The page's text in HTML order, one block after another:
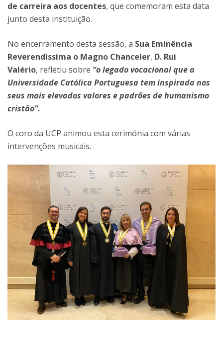
de carreira aos docentes, que comemoram esta data
junto desta instituição.
No encerramento desta sessão, a Sua Eminência
Reverendíssima o Magno Chanceler, D. Rui
Valério, refletiu sobre “o legado vocacional que a
Universidade Católica Portuguesa tem inspirada nos
seus mais elevados valores e padrões de humanismo
cristão”.
O coro da UCP animou esta cerimónia com várias
intervenções musicais.